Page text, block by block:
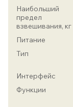
Наибольший
предел
взвешивания, кг
Питание
Тип
Интерфейс
Функции